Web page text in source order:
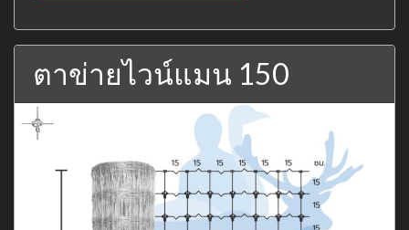
ตาข่ายไวน์แมน 150